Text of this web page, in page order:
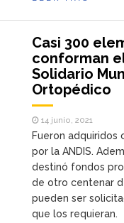
Casi 300
conforman
Solidario
Ortopédico
14 junio, 2021
Fueron adquiridos
por la ANDIS.
destinó fondos
de otro centenar
pueden ser
que los requieran.